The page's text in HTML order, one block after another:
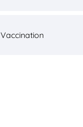
Vaccination